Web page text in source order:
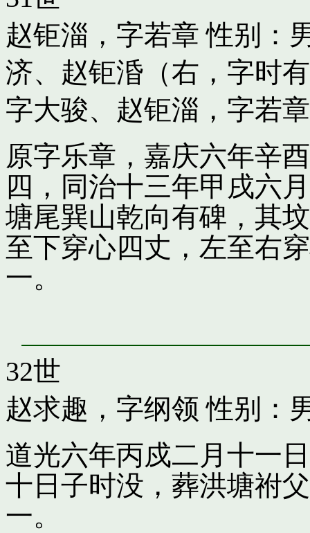
赵钜淄，字若章 性别：
济、 赵钜涽（右，字时有
字大骏、 赵钜淄，字若章
原字乐章，嘉庆六年辛
四，同治十三年甲戌六
塘尾巽山乾向有碑，其
至下穿心四丈，左至右
一。
32世
赵求趣，字纲领 性别：
道光六年丙戍二月十一
十日子时没，葬洪塘祔
一。